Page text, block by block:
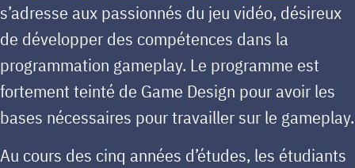
s’adresse aux passionnés du jeu vidéo, désireux
de développer des compétences dans la
programmation gameplay. Le programme est
fortement teinté de Game Design pour avoir les
bases nécessaires pour travailler sur le gameplay.
Au cours des cinq années d’études, les étudiants